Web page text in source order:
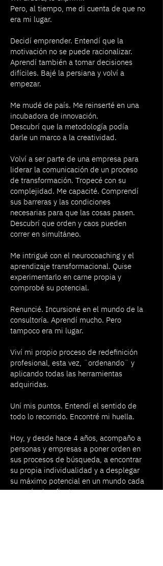
Pero, al tiempo, me di cuenta de que no
era mi lugar.
Decidí emprender. Entendí que la
motivación no se puede racionalizar.
Aprendí también a tomar decisiones
difíciles. Bajé la persiana y volví a
empezar.
Me mudé de país. Me reinserté en una
incubadora de innovación.
Descubrí que la metodología podía
darle un marco a la creatividad.
Volví a ser parte de una empresa para
liderar la comunicación de un proceso
de transformación. Tropecé con su
complejidad. Me capacité. Comprendí
sus barreras y las condiciones
necesarias para que las cosas pasen.
Descubrí que orden y caos pueden
correr en simultáneo.
Me intrigué con el neurocoaching y el
aprendizaje transformacional. Quise
experimentarlo en carne propia y
comprobé su potencial.
Renuncié. Incursioné en el mundo de la
consultoría. Aprendí mucho. Pero
tampoco era mi lugar.
Viví mi propio proceso de redefinición
profesional, esta vez, ¨ordenando¨ y
aplicando todas las herramientas
adquiridas.
Uní mis puntos. Entendí el sentido de
todo lo recorrido. Encontré mi huella.
Hoy, y desde hace 4 años, acompaño a
personas y empresas a poner orden en
sus procesos de búsqueda, a encontrar
su propia individualidad y a desplegar
su máximo potencial en un mundo cada
vez más desafiante.